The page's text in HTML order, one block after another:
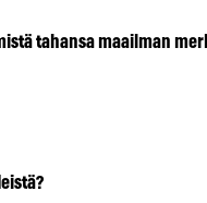
tahansa maailman